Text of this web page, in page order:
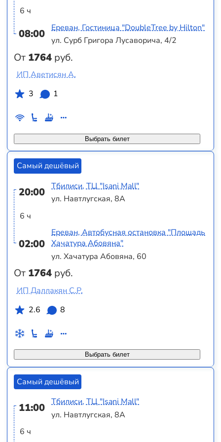
6 ч
08:00
От 1764 руб.
Ереван, Гостиница "DoubleTree by Hilton"
ул. Сурб Григора Лусаворича, 4/2
Выбрать билет
ИП Аветисян А.
3
1
Самый дешёвый
20:00
6 ч
02:00
От 1764 руб.
Тбилиси, ТЦ "Isani Mall"
ул. Навтлугская, 8А
Ереван, Автобусная остановка "Площадь
Хачатура Абовяна"
ул. Хачатура Абовяна, 60
Выбрать билет
ИП Даллакян С.Р.
2.6
8
Самый дешёвый
11:00
6 ч
Тбилиси, ТЦ "Isani Mall"
ул. Навтлугская, 8А